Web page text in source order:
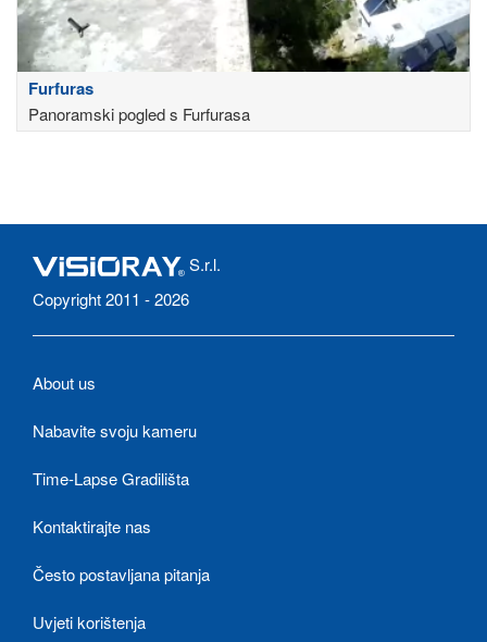
Furfuras
Panoramski pogled s Furfurasa
S.r.l.
Copyright 2011 - 2026
About us
Nabavite svoju kameru
Time-Lapse Gradilišta
Kontaktirajte nas
Često postavljana pitanja
Uvjeti korištenja